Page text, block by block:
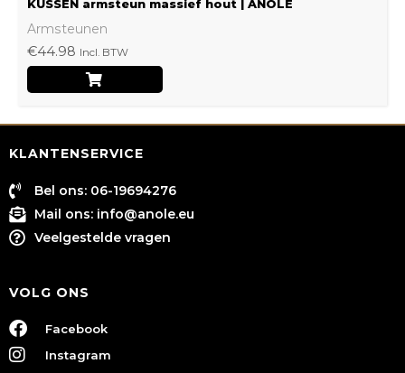
KUSSEN armsteun massief hout | ANOLE
Armsteunen
€44.98 Incl. BTW
KLANTENSERVICE
Bel ons: 06-19694276
Mail ons: info@anole.eu
Veelgestelde vragen
VOLG ONS
Facebook
Instagram